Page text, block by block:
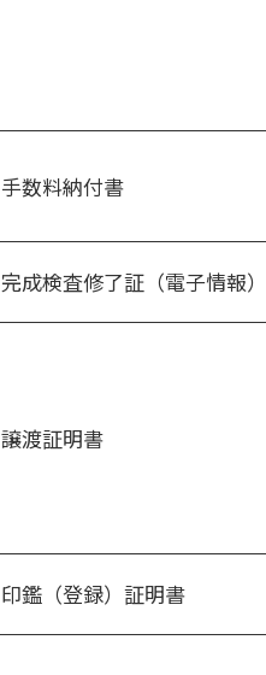
手数料納付書
完成検査修了証（電子情報）
譲渡証明書
印鑑（登録）証明書